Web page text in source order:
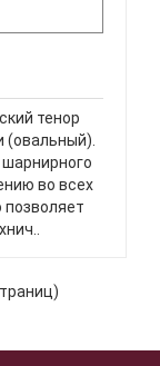
тенор
(овальный).
во всех
позволяет